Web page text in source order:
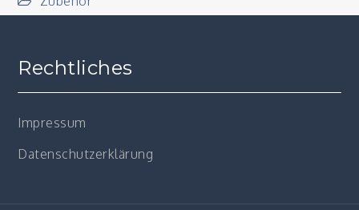
Rechtliches
Impressum
Datenschutzerklärung